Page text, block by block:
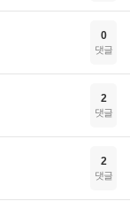
0
댓글
2
댓글
2
댓글